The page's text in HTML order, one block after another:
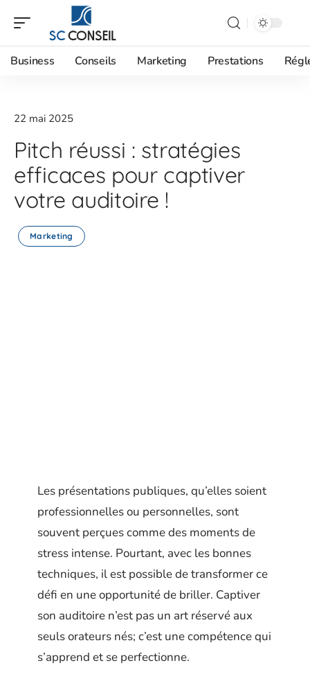
Business Conseils Marketing Prestations
22 mai 2025
Pitch réussi : stratégies
efficaces pour captiver
votre auditoire !
Marketing
Les présentations publiques, qu’elles soient
professionnelles ou personnelles, sont
souvent perçues comme des moments de
stress intense. Pourtant, avec les bonnes
techniques, il est possible de transformer ce
défi en une opportunité de briller. Captiver
son auditoire n’est pas un art réservé aux
seuls orateurs nés; c’est une compétence qui
s’apprend et se perfectionne.